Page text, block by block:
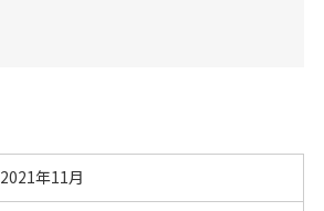
2021年11月